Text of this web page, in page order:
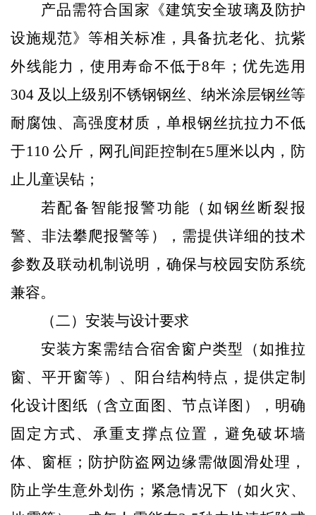
产品需符合国家《建筑安全玻璃及防护
设施规范》等相关标准，具备抗老化、抗紫
外线能力，使用寿命不低于8年；优先选用
304 及以上级别不锈钢钢丝、纳米涂层钢丝等
耐腐蚀、高强度材质，单根钢丝抗拉力不低
于110 公斤，网孔间距控制在5厘米以内，防
止儿童误钻；
若配备智能报警功能（如钢丝断裂报
警、非法攀爬报警等 ），需提供详细的技术
参数及联动机制说明，确保与校园安防系统
兼容。
（二）安装与设计要求
安装方案需结合宿舍窗户类型（如推拉
窗、平开窗等 ）、阳台结构特点，提供定制
化设计图纸（含立面图、节点详图），明确
固定方式、承重支撑点位置，避免破坏墙
体、窗框； 防护防盗网边缘需做圆滑处理，
防止学生意外划伤；紧急情况下（如火灾、